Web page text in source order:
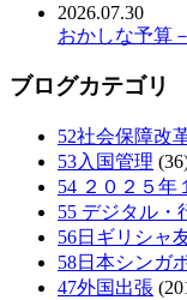
2026.07.30
おかしな予算
ブログカテゴリ
52社会保障改
53入国管理
54 ２０２５年
55 デジタル・
56日ギリシャ
58日本シンガ
47外国出張